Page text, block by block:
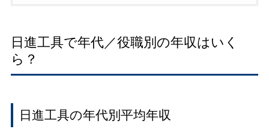
日進工具で年代／役職別の年収はいく
ら？
日進工具の年代別平均年収